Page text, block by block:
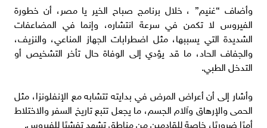
وأضاف “غنيم” ، خلال برنامج صباح الخير يا مصر، أن خطورة
الفيروس لا تكمن في سرعة انتشاره، وإنما في المضاعفات
الشديدة التي يسببها، مثل اضطرابات الجهاز المناعي، والنزيف،
والجفاف الحاد، ما قد يؤدي إلى الوفاة حال تأخر التشخيص أو
التدخل الطبي.
وأشار إلى أن أعراض المرض في بدايته تتشابه مع الإنفلونزا، مثل
الحمى والإرهاق وآلام الجسم، ما يجعل تتبع تاريخ السفر والاختلاط
أمرًا ضروريًا، خاصة للقادمين من مناطق تشهد تفشيًا للفيروس.